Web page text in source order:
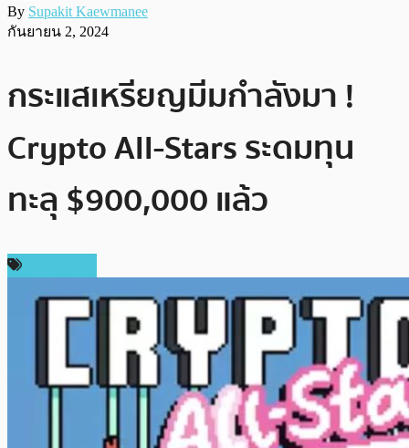
By Supakit Kaewmanee
กันยายน 2, 2024
กระแสเหรียญมีมกำลังมา !
Crypto All-Stars ระดมทุน
ทะลุ $900,000 แล้ว